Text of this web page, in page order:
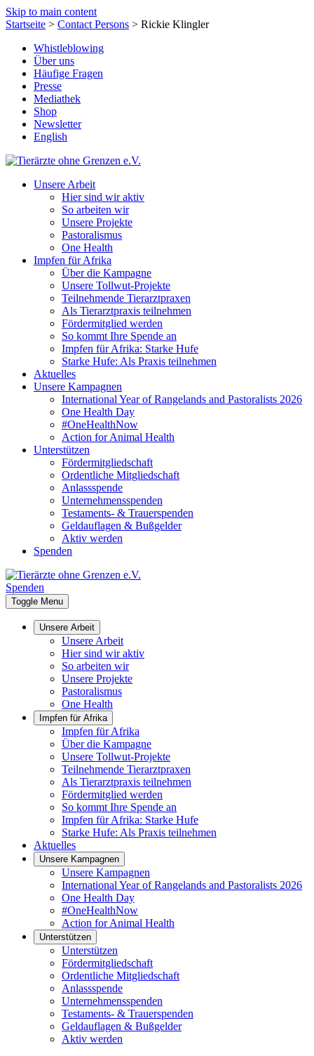
Skip to main content
Startseite > Contact Persons > Rickie Klingler
Whistleblowing
Über uns
Häufige Fragen
Presse
Mediathek
Shop
Newsletter
English
Unsere Arbeit
Hier sind wir aktiv
So arbeiten wir
Unsere Projekte
Pastoralismus
One Health
Impfen für Afrika
Über die Kampagne
Unsere Tollwut-Projekte
Teilnehmende Tierarztpraxen
Als Tierarztpraxis teilnehmen
Fördermitglied werden
So kommt Ihre Spende an
Impfen für Afrika: Starke Hufe
Starke Hufe: Als Praxis teilnehmen
Aktuelles
Unsere Kampagnen
International Year of Rangelands and Pastoralists 2026
One Health Day
#OneHealthNow
Action for Animal Health
Unterstützen
Fördermitgliedschaft
Ordentliche Mitgliedschaft
Anlassspende
Unternehmensspenden
Testaments- & Trauerspenden
Geldauflagen & Bußgelder
Aktiv werden
Spenden
Spenden
Toggle Menu
Unsere Arbeit
Unsere Arbeit
Hier sind wir aktiv
So arbeiten wir
Unsere Projekte
Pastoralismus
One Health
Impfen für Afrika
Impfen für Afrika
Über die Kampagne
Unsere Tollwut-Projekte
Teilnehmende Tierarztpraxen
Als Tierarztpraxis teilnehmen
Fördermitglied werden
So kommt Ihre Spende an
Impfen für Afrika: Starke Hufe
Starke Hufe: Als Praxis teilnehmen
Aktuelles
Unsere Kampagnen
Unsere Kampagnen
International Year of Rangelands and Pastoralists 2026
One Health Day
#OneHealthNow
Action for Animal Health
Unterstützen
Unterstützen
Fördermitgliedschaft
Ordentliche Mitgliedschaft
Anlassspende
Unternehmensspenden
Testaments- & Trauerspenden
Geldauflagen & Bußgelder
Aktiv werden